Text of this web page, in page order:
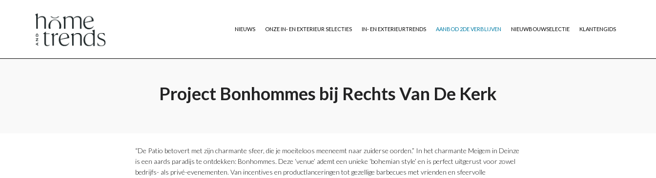
Home
Home NIEUWS ONZE IN- EN EXTERIEUR SELECTIES IN- EN EXTERIEURTRENDS AANBOD 2DE VERBLIJVEN NIEUWBOUWSELECTIE KLANTENGIDS
Project Bonhommes bij Rechts Van De Kerk
​“De Patio betovert met zijn charmante sfeer, die je moeiteloos meeneemt naar zuiderse oorden.” In het charmante Meigem in Deinze
is een aards paradijs te ontdekken: Bonhommes. Deze ‘venue’ ademt een unieke ‘bohemian style’ en is perfect uitgerust voor zowel
bedrijfs- als privé-evenementen. Van incentives en productlanceringen tot gezellige barbecues met vrienden en sfeervolle